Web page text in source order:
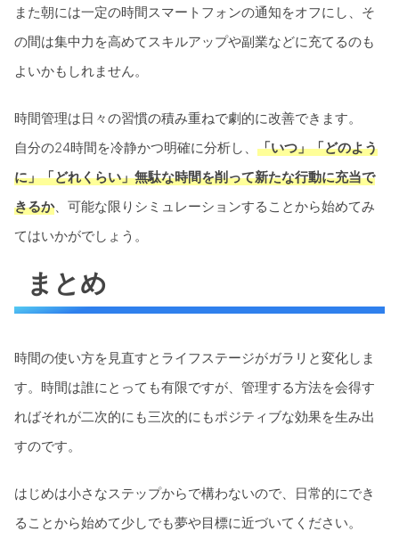
また朝には一定の時間スマートフォンの通知をオフにし、そ
の間は集中力を高めてスキルアップや副業などに充てるのも
よいかもしれません。
時間管理は日々の習慣の積み重ねで劇的に改善できます。
自分の24時間を冷静かつ明確に分析し、 「いつ」「どのよう
に」「どれくらい」無駄な時間を削って新たな行動に充当で
きるか、可能な限りシミュレーションすることから始めてみ
てはいかがでしょう。
まとめ
時間の使い方を見直すとライフステージがガラリと変化しま
す。時間は誰にとっても有限ですが、管理する方法を会得す
ればそれが二次的にも三次的にもポジティブな効果を生み出
すのです。
はじめは小さなステップからで構わないので、日常的にでき
ることから始めて少しでも夢や目標に近づいてください。